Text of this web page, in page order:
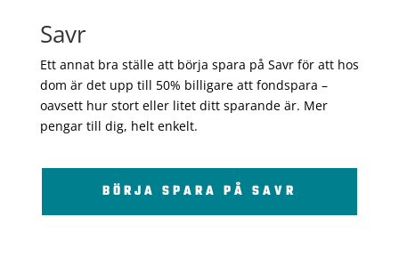
Savr
Ett annat bra ställe att börja spara på Savr för att hos
dom är det upp till 50% billigare att fondspara –
oavsett hur stort eller litet ditt sparande är. Mer
pengar till dig, helt enkelt.
BÖRJA SPARA PÅ SAVR